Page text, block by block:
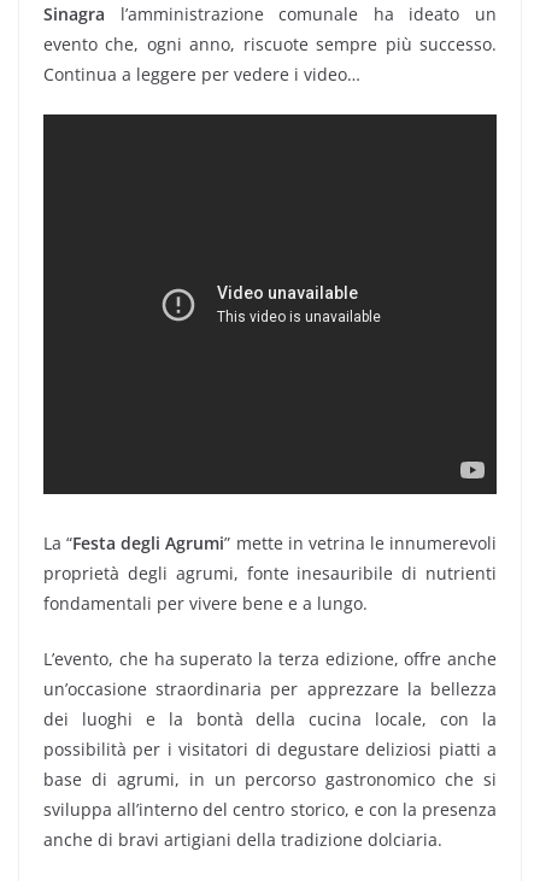
Sinagra l’amministrazione comunale ha ideato un
evento che, ogni anno, riscuote sempre più successo.
Continua a leggere per vedere i video…
La “Festa degli Agrumi” mette in vetrina le innumerevoli
proprietà degli agrumi, fonte inesauribile di nutrienti
fondamentali per vivere bene e a lungo.
L’evento, che ha superato la terza edizione, offre anche
un’occasione straordinaria per apprezzare la bellezza
dei luoghi e la bontà della cucina locale, con la
possibilità per i visitatori di degustare deliziosi piatti a
base di agrumi, in un percorso gastronomico che si
sviluppa all’interno del centro storico, e con la presenza
anche di bravi artigiani della tradizione dolciaria.